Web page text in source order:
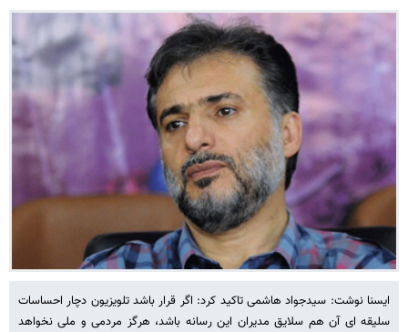
ایسنا نوشت: سیدجواد هاشمی تاکید کرد: اگر قرار باشد تلویزیون دچار احساسات
سلیقه ای آن هم سلایق مدیران این رسانه باشد، هرگز مردمی و ملی نخواهد